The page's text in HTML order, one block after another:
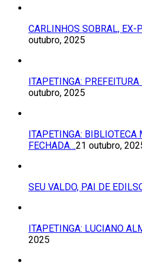
CARLINHOS SOBRAL, EX-
outubro, 2025
ITAPETINGA:
outubro, 2025
ITAPETINGA: BIBLIOTECA
FECHADA…21 outubro,
SEU VALDO, PAI DE
ITAPETINGA: LUCIANO
2025